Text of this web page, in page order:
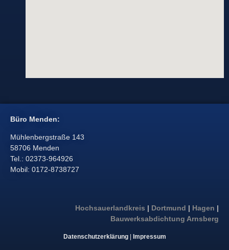
Büro Menden:
Mühlenbergstraße 143
58706 Menden
Tel.: 02373-964926
Mobil: 0172-8738727
Hochsauerlandkreis | Dortmund | Hagen |
Bauwerksabdichtung Arnsberg
Datenschutzerklärung| Impressum